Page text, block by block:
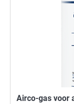
Airco-gas voor